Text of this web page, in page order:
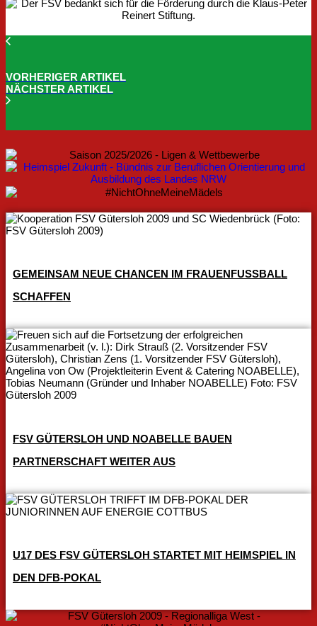
VORHERIGER ARTIKEL
NÄCHSTER ARTIKEL
GEMEINSAM NEUE CHANCEN IM FRAUENFUSSBALL S
CHAFFEN
FSV GÜTERSLOH UND NOABELLE BAUEN
PARTNERSCHAFT WEITER AUS
U17 DES FSV GÜTERSLOH STARTET MIT HEIMSPIEL IN
DEN DFB-POKAL